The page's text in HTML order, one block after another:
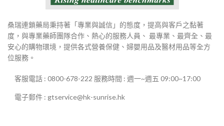
桑瑞連鎖藥局秉持著「專業與誠信」的態度，提高與客戶之黏著
度，與專業藥師團隊合作、熱心的服務人員、 最專業、最齊全、最
安心的購物環境，提供各式營養保健、婦嬰用品及醫材用品等全方
位服務。
客服電話 : 0800-678-222 服務時間 : 週一~週五 09:00~17:00
電子郵件 : gtservice@hk-sunrise.hk